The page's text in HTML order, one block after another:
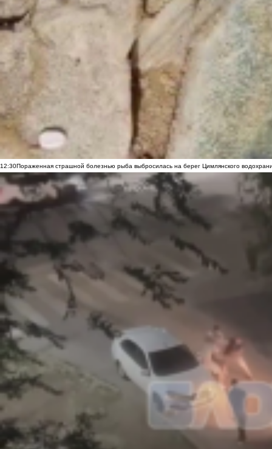
12:30Пораженная страшной болезнью рыба выбросилась на берег Цимлянского